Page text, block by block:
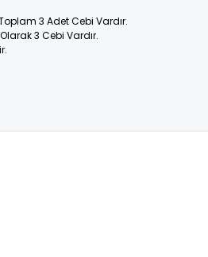
3 Adet Cebi Vardır.
3 Cebi Vardır.